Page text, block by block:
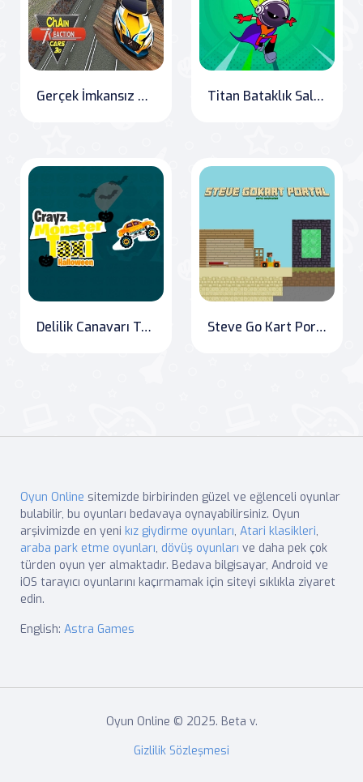
Gerçek İmkansız Zincir Araba Yarışı 2020 Titan Bataklık Saldırısı
Delilik Canavarı Taksi Cadılar Bayramı Steve Go Kart Portalı
Oyun Online sitemizde birbirinden güzel ve eğlenceli oyunlar
bulabilir, bu oyunları bedavaya oynayabilirsiniz. Oyun
arşivimizde en yeni kız giydirme oyunları, Atari klasikleri,
araba park etme oyunları, dövüş oyunları ve daha pek çok
türden oyun yer almaktadır. Bedava bilgisayar, Android ve
iOS tarayıcı oyunlarını kaçırmamak için siteyi sıklıkla ziyaret
edin.
English: Astra Games
Oyun Online © 2025. Beta v.
Gizlilik Sözleşmesi